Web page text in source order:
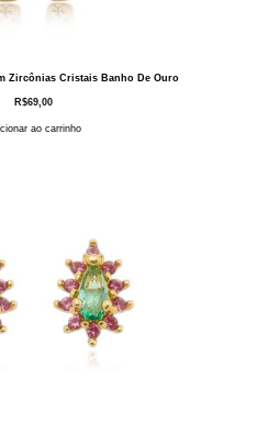
Zircônias Cristais Banho De Ouro
R$69,00
ao carrinho